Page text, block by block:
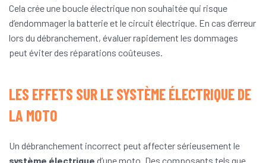
Cela crée une boucle électrique non souhaitée qui risque
d’endommager la batterie et le circuit électrique. En cas d’erreur
lors du débranchement, évaluer rapidement les dommages
peut éviter des réparations coûteuses.
LES EFFETS SUR LE SYSTÈME ÉLECTRIQUE DE
LA MOTO
Un débranchement incorrect peut affecter sérieusement le
système électrique d’une moto. Des composants tels que